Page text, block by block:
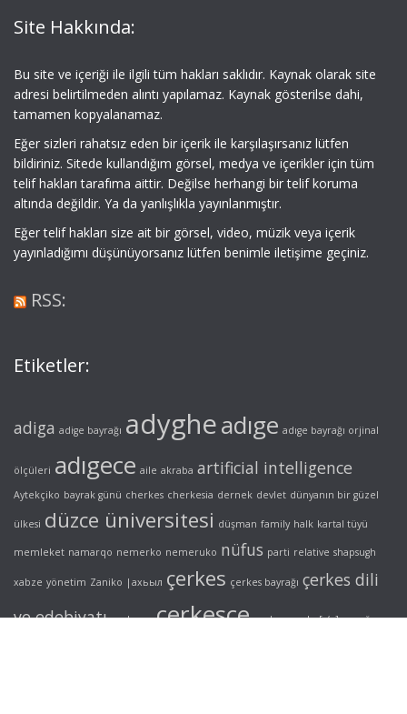
Site Hakkında:
Bu site ve içeriği ile ilgili tüm hakları saklıdır. Kaynak olarak site
adresi belirtilmeden alıntı yapılamaz. Kaynak gösterilse dahi,
tamamen kopyalanamaz.
Eğer sizleri rahatsız eden bir içerik ile karşılaşırsanız lütfen
bildiriniz. Sitede kullandığım görsel, medya ve içerikler için tüm
telif hakları tarafıma aittir. Değilse herhangi bir telif koruma
altında değildir. Ya da yanlışlıkla yayınlanmıştır.
Eğer telif hakları size ait bir görsel, video, müzik veya içerik
yayınladığımı düşünüyorsanız lütfen benimle iletişime geçiniz.
RSS:
Etiketler:
adiga adige bayrağı adygheadıge adıge bayrağı orjinal
ölçüleri adıgece aile akraba artificial intelligence
Aytekçiko bayrak günü cherkes cherkesia dernek devlet dünyanın bir güzel
ülkesi düzce üniversitesi düşman family halk kartal tüyü
memleket namarqo nemerko nemeruko nüfus parti relative shapsugh
xabze yönetim Zaniko |ахьыл çerkes çerkes bayrağı çerkes dili
ve edebiyatı çerkesya çerkesçe çerkez çerke[s/z] şapsığ